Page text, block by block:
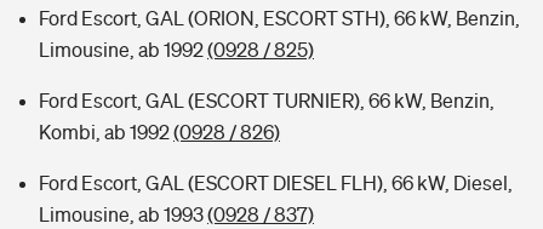
Ford Escort, GAL (ORION, ESCORT STH), 66 kW, Benzin,
Limousine, ab 1992(0928 / 825)
Ford Escort, GAL (ESCORT TURNIER), 66 kW, Benzin,
Kombi, ab 1992(0928 / 826)
Ford Escort, GAL (ESCORT DIESEL FLH), 66 kW, Diesel,
Limousine, ab 1993(0928 / 837)